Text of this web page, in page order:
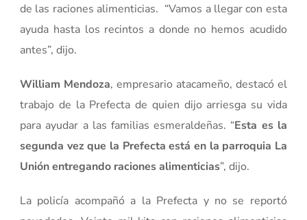
de las raciones alimenticias. “Vamos a llegar con esta
ayuda hasta los recintos a donde no hemos acudido
antes”, dijo.
William Mendoza, empresario atacameño, destacó el
trabajo de la Prefecta de quien dijo arriesga su vida
para ayudar a las familias esmeraldeñas. “Esta es la
segunda vez que la Prefecta está en la parroquia La
Unión entregando raciones alimenticias”, dijo.
La policía acompañó a la Prefecta y no se reportó